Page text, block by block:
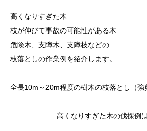
高くなりすぎた木
枝が伸びて事故の可能性がある木
危険木、支障木、支障枝などの
枝落としの作業例を紹介します。
全長10m～20m程度の樹木の枝落とし（強
高くなりすぎた木の伐採例